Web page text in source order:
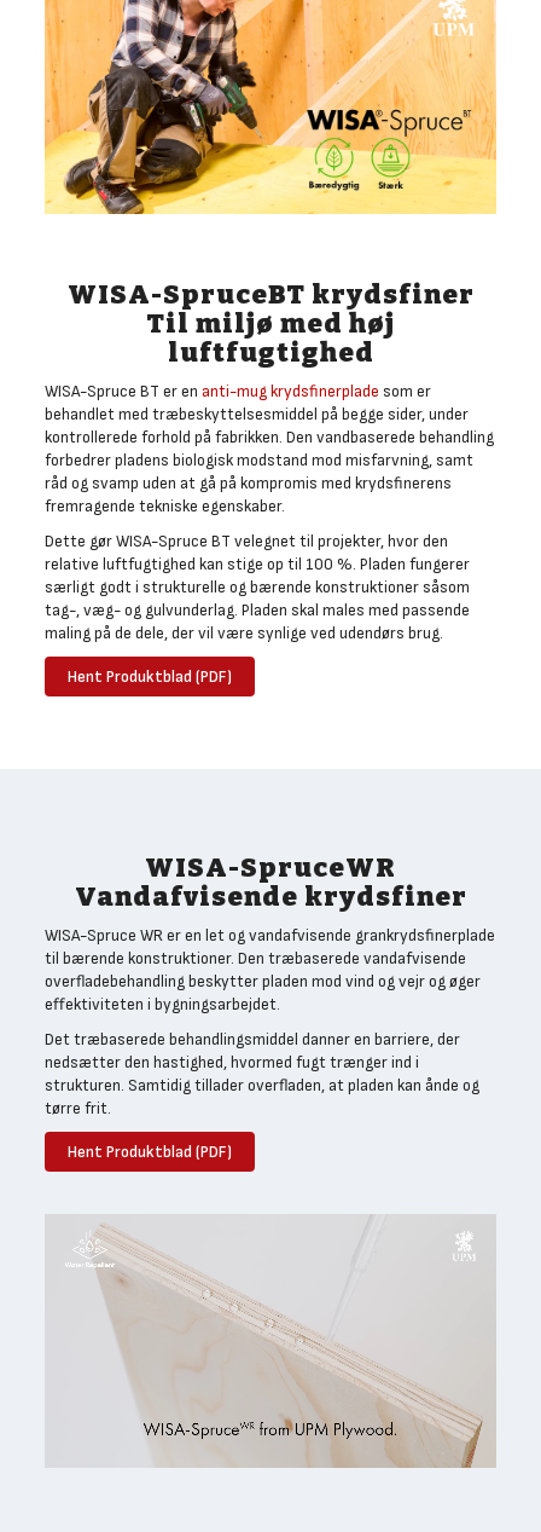
WISA-SpruceBT krydsfiner
Til miljø med høj
luftfugtighed
WISA-Spruce BT er en anti-mug krydsfinerplade som er
behandlet med træbeskyttelsesmiddel på begge sider, under
kontrollerede forhold på fabrikken. Den vandbaserede behandling
forbedrer pladens biologisk modstand mod misfarvning, samt
råd og svamp uden at gå på kompromis med krydsfinerens
fremragende tekniske egenskaber.
Dette gør WISA-Spruce BT velegnet til projekter, hvor den
relative luftfugtighed kan stige op til 100 %. Pladen fungerer
særligt godt i strukturelle og bærende konstruktioner såsom
tag-, væg- og gulvunderlag. Pladen skal males med passende
maling på de dele, der vil være synlige ved udendørs brug.
Hent Produktblad (PDF)
WISA-SpruceWR
Vandafvisende krydsfiner
WISA-Spruce WR er en let og vandafvisende grankrydsfinerplade
til bærende konstruktioner. Den træbaserede vandafvisende
overfladebehandling beskytter pladen mod vind og vejr og øger
effektiviteten i bygningsarbejdet.
Det træbaserede behandlingsmiddel danner en barriere, der
nedsætter den hastighed, hvormed fugt trænger ind i
strukturen. Samtidig tillader overfladen, at pladen kan ånde og
tørre frit.
Hent Produktblad (PDF)